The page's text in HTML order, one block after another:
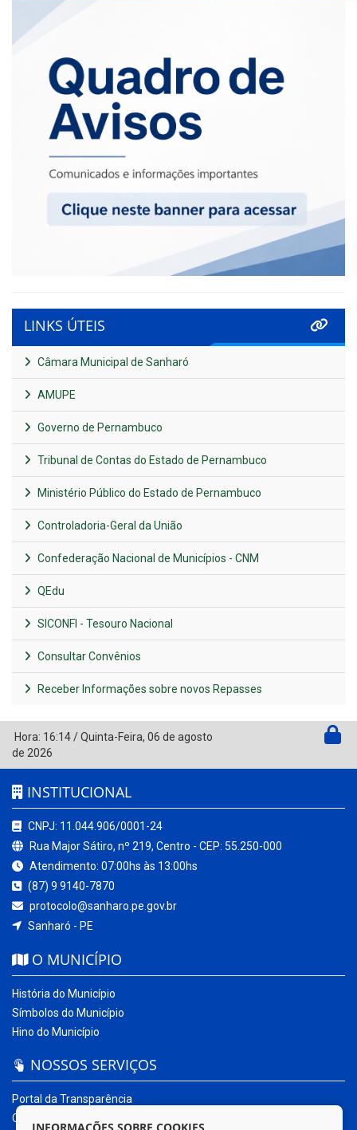
LINKS ÚTEIS
Câmara Municipal de Sanharó
AMUPE
Governo de Pernambuco
Tribunal de Contas do Estado de Pernambuco
Ministério Público do Estado de Pernambuco
Controladoria-Geral da União
Confederação Nacional de Municípios - CNM
QEdu
SICONFI - Tesouro Nacional
Consultar Convênios
Receber Informações sobre novos Repasses
Hora: 16:14/Quinta-Feira, 06 de agosto
de 2026
INSTITUCIONAL
CNPJ: 11.044.906/0001-24
Rua Major Sátiro, nº 219, Centro - CEP: 55.250-000
Atendimento: 07:00hs às 13:00hs
(87) 9 9140-7870
protocolo@sanharo.pe.gov.br
Sanharó - PE
O MUNICÍPIO
História do Município
Símbolos do Município
Hino do Município
NOSSOS SERVIÇOS
Portal da Transparência
Carta de Serviços ao Usuário